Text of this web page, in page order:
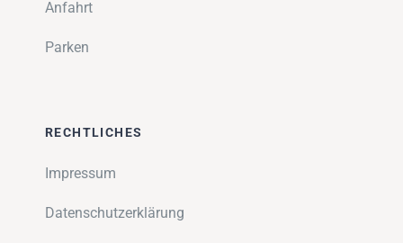
Anfahrt
Parken
RECHTLICHES
Impressum
Datenschutzerklärung